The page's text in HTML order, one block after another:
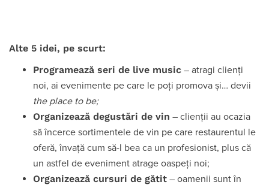
Alte 5 idei, pe scurt:
Programează seri de live music – atragi clienți
noi, ai evenimente pe care le poți promova și… devii
the place to be;
Organizează degustări de vin – clienții au ocazia
să încerce sortimentele de vin pe care restaurentul le
oferă, învață cum să-l bea ca un profesionist, plus că
un astfel de eveniment atrage oaspeți noi;
Organizează cursuri de gătit – oamenii sunt în